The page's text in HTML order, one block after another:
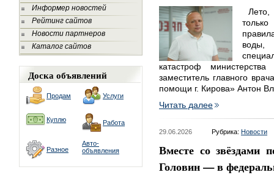
Информер новостей
Рейтинг сайтов
Новости партнеров
Каталог сайтов
Доска объявлений
Продам Услуги
Куплю Работа
Разное
Авто-
объявления
Лето,
воды,
катастроф
заместитель главного
помощи г. Кирова» Антон
Читать далее
29.06.2026 Рубрика: Новости
Вместе со звёздами
Головин — в